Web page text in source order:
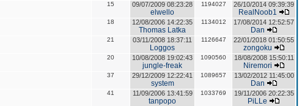
15 09/07/2009 08:23:28
elwello
1194027 26/10/2014 09:39:39
RealNoob1
18 12/08/2006 14:22:35
Thomas Latka
1134012 17/08/2014 12:52:57
Dan
21 03/11/2008 18:37:11
Loggos
1126647 22/01/2018 01:50:55
zongoku
20 10/08/2008 19:02:43
jungle-freak
1090560 18/08/2008 15:50:11
Niremori
37 29/12/2009 12:22:41
system
1089657 13/02/2012 11:45:00
Dan
41 11/09/2006 13:41:59
tanpopo
1033769 19/11/2006 20:22:35
PiLLe